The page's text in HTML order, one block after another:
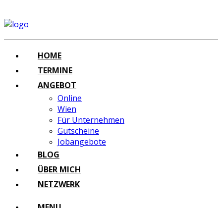
HOME
TERMINE
ANGEBOT
Online
Wien
Für Unternehmen
Gutscheine
Jobangebote
BLOG
ÜBER MICH
NETZWERK